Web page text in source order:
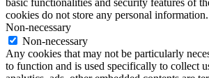
basic functionalities and security features of
cookies do not store any personal information.
Non-necessary
Non-necessary
Any cookies that may not be particularly
to function and is used specifically to collect